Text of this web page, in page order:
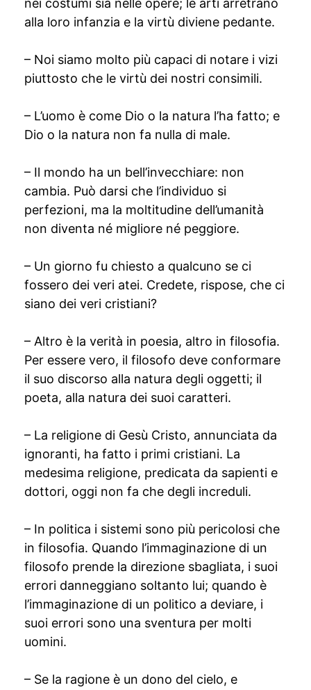
nei costumi sia nelle opere; le arti arretrano
alla loro infanzia e la virtù diviene pedante.
– Noi siamo molto più capaci di notare i vizi
piuttosto che le virtù dei nostri consimili.
– L’uomo è come Dio o la natura l’ha fatto; e
Dio o la natura non fa nulla di male.
– Il mondo ha un bell’invecchiare: non
cambia. Può darsi che l’individuo si
perfezioni, ma la moltitudine dell’umanità
non diventa né migliore né peggiore.
– Un giorno fu chiesto a qualcuno se ci
fossero dei veri atei. Credete, rispose, che ci
siano dei veri cristiani?
– Altro è la verità in poesia, altro in filosofia.
Per essere vero, il filosofo deve conformare
il suo discorso alla natura degli oggetti; il
poeta, alla natura dei suoi caratteri.
– La religione di Gesù Cristo, annunciata da
ignoranti, ha fatto i primi cristiani. La
medesima religione, predicata da sapienti e
dottori, oggi non fa che degli increduli.
– In politica i sistemi sono più pericolosi che
in filosofia. Quando l’immaginazione di un
filosofo prende la direzione sbagliata, i suoi
errori danneggiano soltanto lui; quando è
l’immaginazione di un politico a deviare, i
suoi errori sono una sventura per molti
uomini.
– Se la ragione è un dono del cielo, e